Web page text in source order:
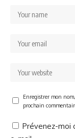
Enregistrer mon
prochain
Prévenez-moi